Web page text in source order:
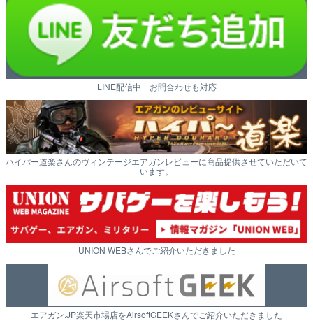
LINE配信中 お問合わせも対応
ハイパー道楽さんのヴィンテージエアガンレビューに商品提供させていただいて
います。
UNION WEBさんでご紹介いただきました
エアガン.JP楽天市場店をAirsoftGEEKさんでご紹介いただきました